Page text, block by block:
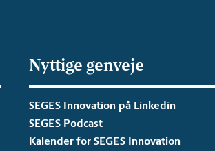
Nyttige genveje
SEGES Innovation på Linkedin
SEGES Podcast
Kalender for SEGES Innovation